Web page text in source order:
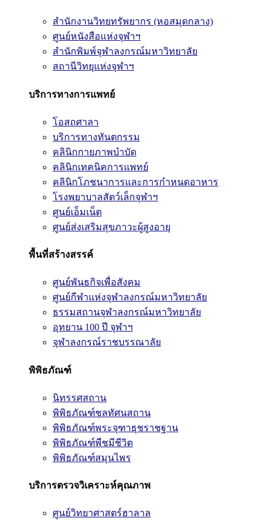
สำนักงานวิทยทรัพยากร (หอสมุดกลาง)
ศูนย์หนังสือแห่งจุฬาฯ
สำนักพิมพ์จุฬาลงกรณ์มหาวิทยาลัย
สถานีวิทยุแห่งจุฬาฯ
บริการทางการแพทย์
โอสถศาลา
บริการทางทันตกรรม
คลินิกกายภาพบำบัด
คลินิกเทคนิคการแพทย์
คลินิกโภชนาการและการกำหนดอาหาร
โรงพยาบาลสัตว์เล็กจุฬาฯ
ศูนย์เอ็มเน็ต
ศูนย์ส่งเสริมสุขภาวะผู้สูงอายุ
พื้นที่สร้างสรรค์
ศูนย์พันธกิจเพื่อสังคม
ศูนย์กีฬาแห่งจุฬาลงกรณ์มหาวิทยาลัย
ธรรมสถานจุฬาลงกรณ์มหาวิทยาลัย
อุทยาน 100 ปี จุฬาฯ
จุฬาลงกรณ์ราชบรรณาลัย
พิพิธภัณฑ์
นิทรรศสถาน
พิพิธภัณฑ์ชลทัศนสถาน
พิพิธภัณฑ์พระจุฑาธุชราชฐาน
พิพิธภัณฑ์พืชมีชีวิต
พิพิธภัณฑ์สมุนไพร
บริการตรวจวิเคราะห์คุณภาพ
ศูนย์วิทยาศาสตร์ฮาลาล